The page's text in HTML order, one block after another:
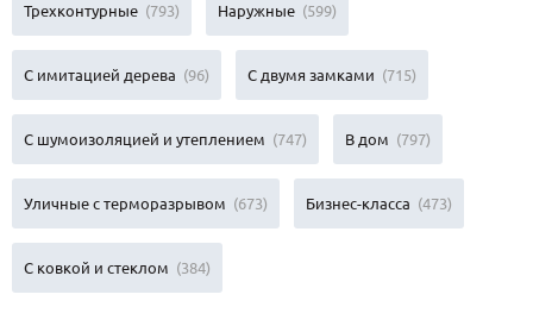
Трехконтурные (793) Наружные (599)
С имитацией дерева (96) С двумя замками (715)
С шумоизоляцией и утеплением (747) В дом (797)
Уличные с терморазрывом (673) Бизнес-класса (473)
С ковкой и стеклом (384)